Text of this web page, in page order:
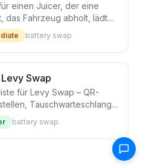
einen Juicer, der eine
das Fahrzeug abholt, lädt
inklusive Foto- und GPS-
Enden
battery swap
Swap
für Levy Swap – QR-
Tauschwarteschlange
Station einrichten
battery swap